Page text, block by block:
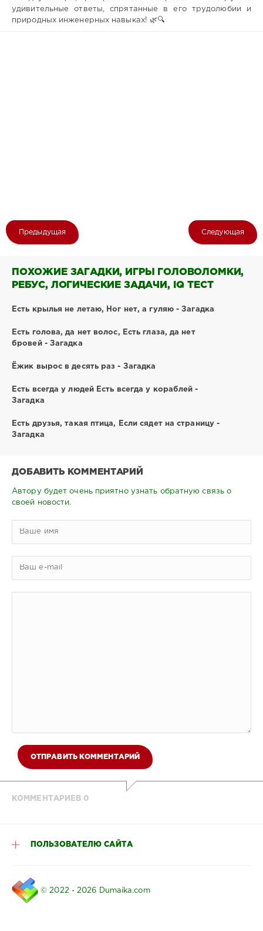
удивительные ответы, спрятанные в его трудолюбии и
природных инженерных навыках! 🌿🔍
Предыдущая Следующая
ПОХОЖИЕ ЗАГАДКИ, ИГРЫ ГОЛОВОЛОМКИ,
РЕБУС, ЛОГИЧЕСКИЕ ЗАДАЧИ, IQ ТЕСТ
Есть крылья не летаю, Ног нет, а гуляю - Загадка
Есть голова, да нет волос, Есть глаза, да нет
бровей - Загадка
Ёжик вырос в десять раз - Загадка
Есть всегда у людей Есть всегда у кораблей -
Загадка
Есть друзья, такая птица, Если сядет на страницу -
Загадка
ДОБАВИТЬ КОММЕНТАРИЙ
Автору будет очень приятно узнать обратную связь о
своей новости.
ОТПРАВИТЬ КОММЕНТАРИЙ
КОММЕНТАРИЕВ 0
ПОЛЬЗОВАТЕЛЮ САЙТА
© 2022 - 2026 Dumaika.com